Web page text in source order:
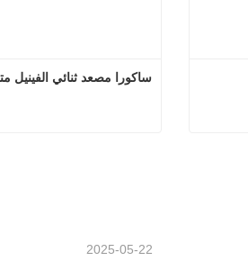
ساكورا مصعد ثنائي الفينيل
2025-05-22